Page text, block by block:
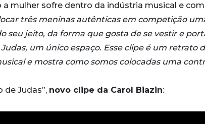
mulher sofre dentro da indústria musical e
três meninas autênticas em competição
seu jeito, da forma que gosta de se vestir e
um único espaço. Esse clipe é um retrato
e mostra como somos colocadas uma
de Judas”, novo clipe da Carol Biazin: